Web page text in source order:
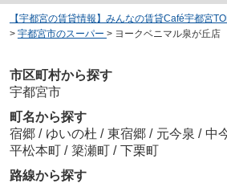
【宇都宮の賃貸情報】みんなの賃貸Café宇都宮
> 宇都宮市のスーパー > ヨークベニマル泉が丘店
市区町村から探す
宇都宮市
町名から探す
宿郷 / ゆいの杜 / 東宿郷 / 元今泉 / 中
平松本町 / 簗瀬町 / 下栗町
路線から探す